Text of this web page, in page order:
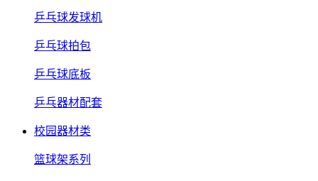
乒乓球发球机
乒乓球拍包
乒乓球底板
乒乓器材配套
校园器材类
篮球架系列